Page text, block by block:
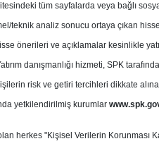
tüm sayfalarda veya bağlı
teknik analiz sonucu ortaya çıkan
önerileri ve açıklamalar kesinlikle
danışmanlığı hizmeti, SPK
risk ve getiri tercihleri dikkate
yetkilendirilmiş kurumlar
herkes "Kişisel Verilerin Korunması